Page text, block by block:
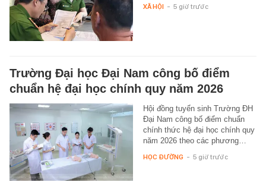
XÃ HỘI - 5 giờ trước
Trường Đại học Đại Nam công bố điểm
chuẩn hệ đại học chính quy năm 2026
Hội đồng tuyển sinh Trường ĐH
Đại Nam công bố điểm chuẩn
chính thức hệ đại học chính quy
năm 2026 theo các phương…
HỌC ĐƯỜNG - 5 giờ trước